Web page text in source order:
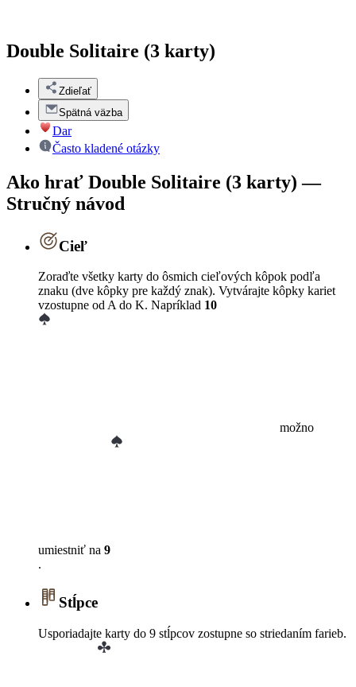
Double Solitaire (3 karty)
Zdieľať
Spätná väzba
Dar
Často kladené otázky
Ako hrať Double Solitaire (3 karty) —
Stručný návod
Cieľ
Zoraďte všetky karty do ôsmich cieľových kôpok podľa
znaku (dve kôpky pre každý znak). Vytvárajte kôpky kariet
vzostupne od A do K. Napríklad 10
možno
umiestniť na 9
.
Stĺpce
Usporiadajte karty do 9 stĺpcov zostupne so striedaním farieb.